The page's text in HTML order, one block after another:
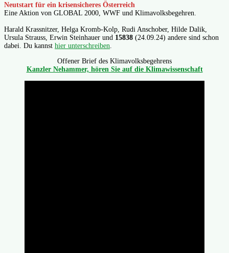
Neutstart für ein krisensicheres Österreich
Eine Aktion von GLOBAL 2000, WWF und Klimavolksbegehren.
Harald Krassnitzer, Helga Kromb-Kolp, Rudi Anschober, Hilde Dalik,
Ursula Strauss, Erwin Steinhauer und 15838 (24.09.24) andere sind schon
dabei. Du kannst hier unterschreiben
Offener Brief des Klimavolksbegehrens
Kanzler Nehammer, hören Sie auf die Klimawissenschaft